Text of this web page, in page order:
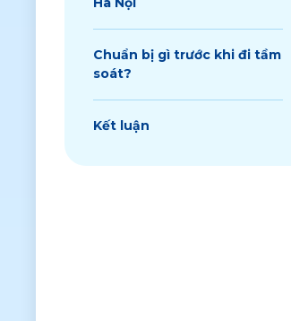
Chuẩn bị gì trước khi đi tầm
soát?
Kết luận